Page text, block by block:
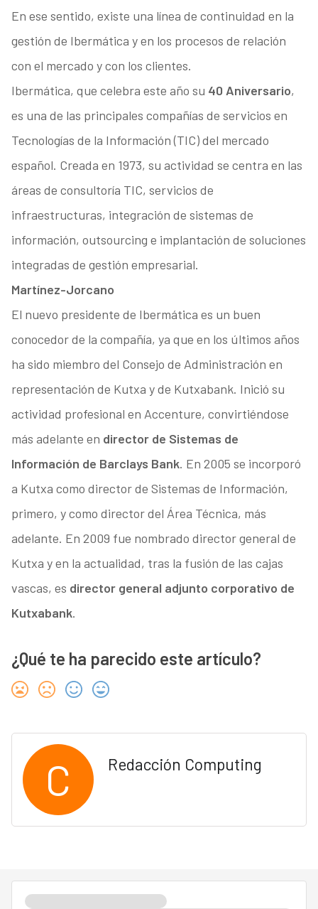
En ese sentido, existe una línea de continuidad en la
gestión de Ibermática y en los procesos de relación
con el mercado y con los clientes.
Ibermática, que celebra este año su 40 Aniversario,
es una de las principales compañías de servicios en
Tecnologías de la Información (TIC) del mercado
español. Creada en 1973, su actividad se centra en las
áreas de consultoría TIC, servicios de
infraestructuras, integración de sistemas de
información, outsourcing e implantación de soluciones
integradas de gestión empresarial.
Martínez-Jorcano
El nuevo presidente de Ibermática es un buen
conocedor de la compañía, ya que en los últimos años
ha sido miembro del Consejo de Administración en
representación de Kutxa y de Kutxabank. Inició su
actividad profesional en Accenture, convirtiéndose
más adelante en director de Sistemas de
Información de Barclays Bank. En 2005 se incorporó
a Kutxa como director de Sistemas de Información,
primero, y como director del Área Técnica, más
adelante. En 2009 fue nombrado director general de
Kutxa y en la actualidad, tras la fusión de las cajas
vascas, es director general adjunto corporativo de
Kutxabank.
¿Qué te ha parecido este artículo?
C Redacción Computing